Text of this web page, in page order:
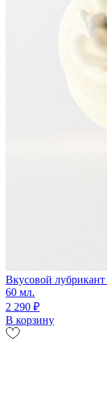
Вкусовой
60 мл.
2 290 ₽
В корзину